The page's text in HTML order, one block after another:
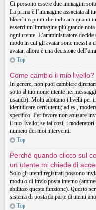
Ci possono essere due immagini
La prima è l’immagine associata al
blocchi o punti che indicano quanti
esserci un’immagine piú grande
ogni utente. L’amministratore
modo in cui gli avatar sono messi a
avatar, allora è una decisione
Top
Come cambio il mio livello?
In genere, non puoi cambiare
sotto al tuo nome utente nei
usando). Molti adottano i livelli per
identificare certi utenti; ad es.,
specifico. Per favore non abusare
il tuo livello; se fai cosí, i moderatori
numero dei tuoi interventi.
Top
Perché quando clicco sul
un utente mi chiede di
Solo gli utenti registrati possono
modulo di invio posta interno
abilitato questa funzione). Questo
sistema di posta da parte di utenti
Top